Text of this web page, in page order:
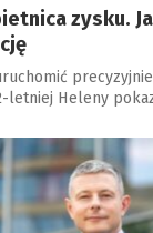
zysku.
letniej Heleny